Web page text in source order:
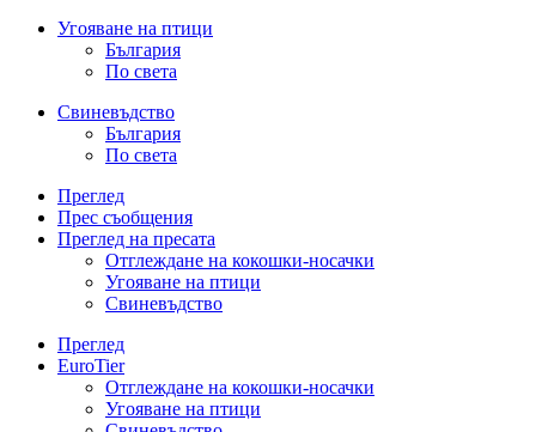
Угояване на птици
България
По света
Свиневъдство
България
По света
Преглед
Прес съобщения
Преглед на пресата
Отглеждане на кокошки-носачки
Угояване на птици
Свиневъдство
Преглед
EuroTier
Отглеждане на кокошки-носачки
Угояване на птици